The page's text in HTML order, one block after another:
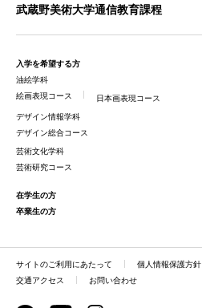
武蔵野美術大学通信教育課程
入学を希望する方
油絵学科
絵画表現コース
日本画表現コース
デザイン情報学科
デザイン総合コース
芸術文化学科
芸術研究コース
在学生の方
卒業生の方
サイトのご利用にあたって 個人情報保護方針
交通アクセス
お問い合わせ